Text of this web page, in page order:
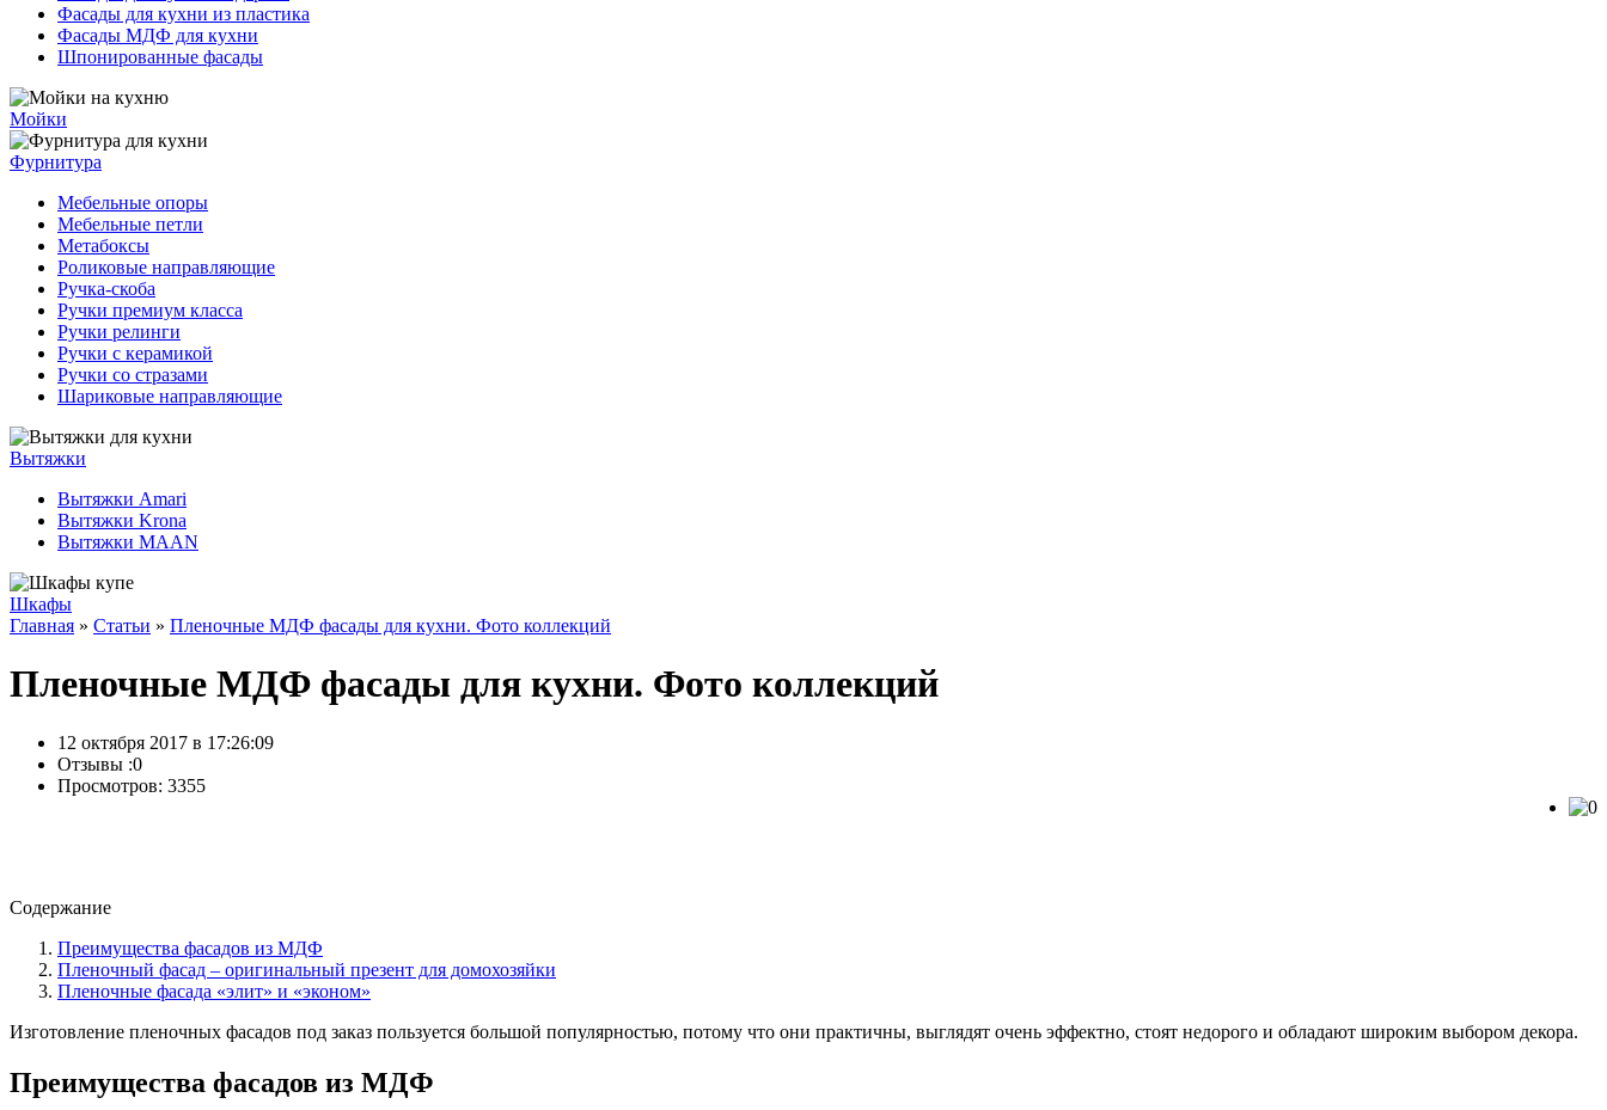
Фасады для кухни из пластика
Фасады МДФ для кухни
Шпонированные фасады
Мойки
Фурнитура
Мебельные опоры
Мебельные петли
Метабоксы
Роликовые направляющие
Ручка-скоба
Ручки премиум класса
Ручки релинги
Ручки с керамикой
Ручки со стразами
Шариковые направляющие
Вытяжки
Вытяжки Amari
Вытяжки Krona
Вытяжки MAAN
Шкафы
Главная » Статьи » Пленочные МДФ фасады для кухни. Фото коллекций
Пленочные МДФ фасады для кухни. Фото коллекций
12 октября 2017 в 17:26:09
Отзывы :0
Просмотров: 3355
Содержание
Преимущества фасадов из МДФ
Пленочный фасад – оригинальный презент для домохозяйки
Пленочные фасада «элит» и «эконом»
Изготовление пленочных фасадов под заказ пользуется большой популярностью, потому что они практичны, выглядят очень эффектно, стоят недорого и обладают широким выбором декора.
Преимущества фасадов из МДФ